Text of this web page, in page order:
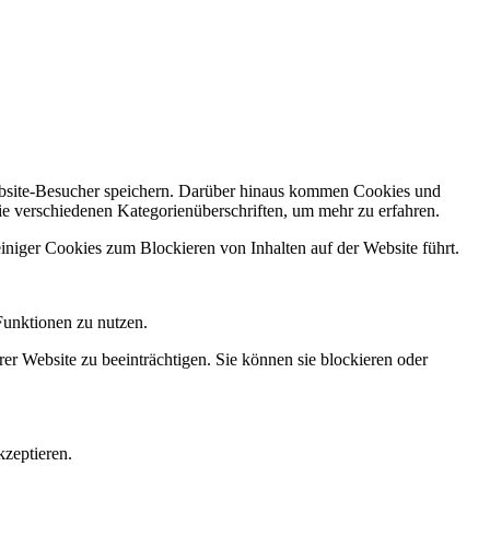
Besucher speichern. Darüber hinaus kommen Cookies und
Kategorienüberschriften, um mehr zu erfahren.
Cookies zum Blockieren von Inhalten auf der Website führt.
zu nutzen.
Website zu beeinträchtigen. Sie können sie blockieren oder